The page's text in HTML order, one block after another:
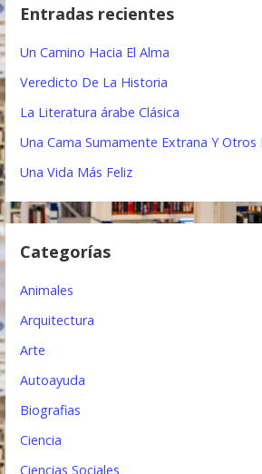
a
ó
n
d
n
d
a
Entradas recientes
Un Camino Hacia El Alma
Veredicto De La Historia
La Literatura árabe Clásica
Una Cama Sumamente Extrana Y Otros
Una Vida Más Feliz
Categorías
Animales
Arquitectura
Arte
Autoayuda
Biografias
Ciencia
Ciencias Sociales